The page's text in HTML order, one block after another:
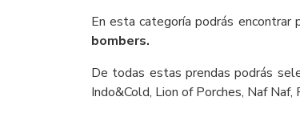
En esta categoría podrás encontrar
bombers.
De todas estas prendas podrás
Indo&Cold, Lion of Porches, Naf Naf,